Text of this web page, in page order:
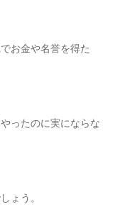
お金や名誉を得た
ったのに実にならな
ょう。